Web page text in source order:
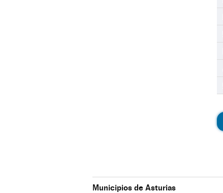
Municipios de Asturias